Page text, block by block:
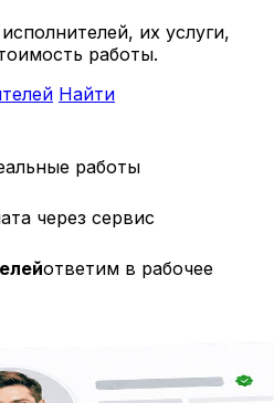
их услуги,
работы.
Найти
работы
через сервис
ответим в рабочее